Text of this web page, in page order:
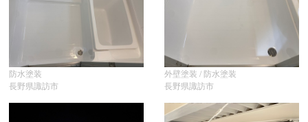
防水塗装
長野県諏訪市
外壁塗装 / 防水塗装
長野県諏訪市